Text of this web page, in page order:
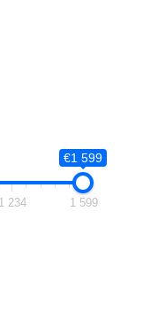
€1 599
1 234 1 599